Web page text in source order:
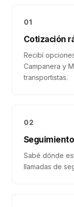
01
Cotización
Recibí
Campanera y
transportistas.
02
Sabé dónde
llamadas de